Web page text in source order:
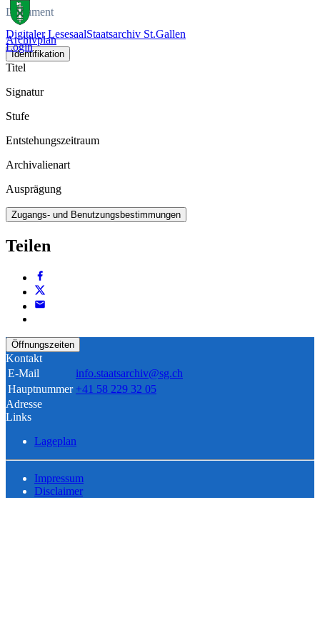
Digitaler LesesaalStaatsarchiv St.Gallen
Login
Dokument
Archivplan
Identifikation
Titel
Signatur
Stufe
Entstehungszeitraum
Archivalienart
Ausprägung
Zugangs- und Benutzungsbestimmungen
Teilen
Öffnungszeiten
Kontakt
E-Mail
info.staatsarchiv@sg.ch
Hauptnummer +41 58 229 32 05
Adresse
Links
Lageplan
Impressum
Disclaimer